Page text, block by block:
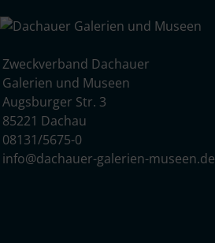
Zweckverband Dachauer
Galerien und Museen
Augsburger Str. 3
85221 Dachau
08131/5675-0
info@dachauer-galerien-museen.de